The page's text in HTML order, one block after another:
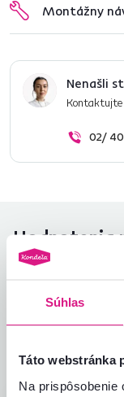
Súhlas
Táto webstránka
Na prispôsobenie
Montážny
Nenašli
02/
Hodnotenia
4,6
2recenzie